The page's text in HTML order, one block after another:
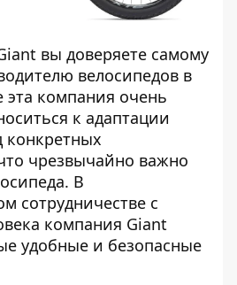
вы доверяете самому
велосипедов в
эта компания очень
к адаптации
конкретных
чрезвычайно важно
В
сотрудничестве с
компания Giant
удобные и безопасные